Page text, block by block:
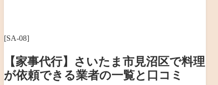
[SA-08]
【家事代行】さいたま市見沼区で料理
が依頼できる業者の一覧と口コミ